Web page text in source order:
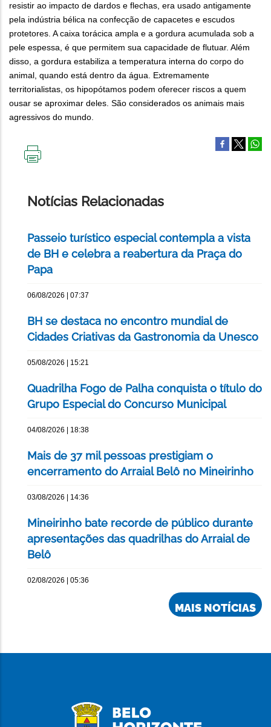
resistir ao impacto de dardos e flechas, era usado antigamente
pela indústria bélica na confecção de capacetes e escudos
protetores. A caixa torácica ampla e a gordura acumulada sob a
pele espessa, é que permitem sua capacidade de flutuar. Além
disso, a gordura estabiliza a temperatura interna do corpo do
animal, quando está dentro da água. Extremamente
territorialistas, os hipopótamos podem oferecer riscos a quem
ousar se aproximar deles. São considerados os animais mais
agressivos do mundo.
Notícias Relacionadas
Passeio turístico especial contempla a vista
de BH e celebra a reabertura da Praça do
Papa
06/08/2026 | 07:37
BH se destaca no encontro mundial de
Cidades Criativas da Gastronomia da Unesco
05/08/2026 | 15:21
Quadrilha Fogo de Palha conquista o título do
Grupo Especial do Concurso Municipal
04/08/2026 | 18:38
Mais de 37 mil pessoas prestigiam o
encerramento do Arraial Belô no Mineirinho
03/08/2026 | 14:36
Mineirinho bate recorde de público durante
apresentações das quadrilhas do Arraial de
Belô
02/08/2026 | 05:36
MAIS NOTÍCIAS